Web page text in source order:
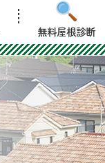
無料屋根診断